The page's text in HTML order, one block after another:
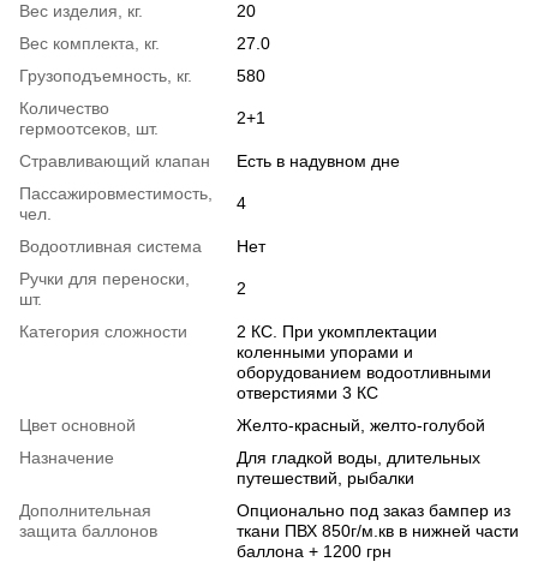
Вес изделия, кг.
20
Вес комплекта, кг.
27.0
Грузоподъемность, кг.
580
Количество
гермоотсеков, шт.
2+1
Стравливающий клапан
Есть в надувном дне
Пассажировместимость,
чел.
4
Водоотливная система
Нет
Ручки для переноски,
шт.
2
Категория сложности
2 КС. При укомплектации
коленными упорами и
оборудованием водоотливными
отверстиями 3 КС
Цвет основной
Желто-красный, желто-голубой
Назначение
Для гладкой воды, длительных
путешествий, рыбалки
Дополнительная
защита баллонов
Опционально под заказ бампер из
ткани ПВХ 850г/м.кв в нижней части
баллона + 1200 грн